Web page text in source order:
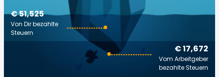
€ 17,672
Vom Arbeitgeber
bezahlte Steuern
€ 51,525
Von Dir bezahlte
Steuern